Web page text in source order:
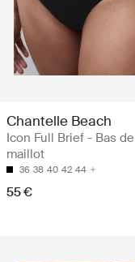
Chantelle Beach
Icon Full Brief - Bas de
maillot
36 38 40 42 44
55 €